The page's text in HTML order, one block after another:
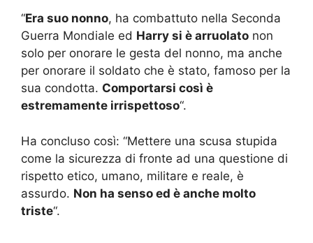
“Era suo nonno, ha combattuto nella Seconda
Guerra Mondiale ed Harry si è arruolato non
solo per onorare le gesta del nonno, ma anche
per onorare il soldato che è stato, famoso per la
sua condotta. Comportarsi così è
estremamente irrispettoso“.
Ha concluso così: “Mettere una scusa stupida
come la sicurezza di fronte ad una questione di
rispetto etico, umano, militare e reale, è
assurdo. Non ha senso ed è anche molto
triste“.